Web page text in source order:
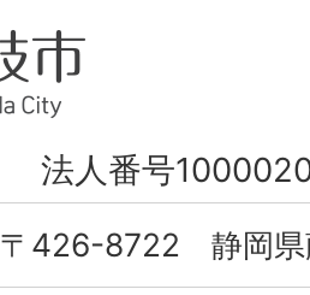
法人番号
〒426-8722 静岡県